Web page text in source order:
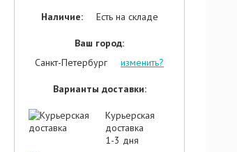
Наличие: Есть на складе
Ваш город:
Санкт-Петербург
изменить?
Варианты доставки:
Курьерская
доставка
1-3 дня